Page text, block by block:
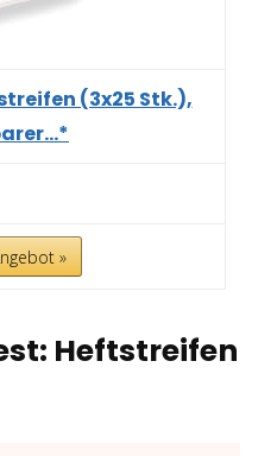
(3x25 Stk.),
»
Heftstreifen